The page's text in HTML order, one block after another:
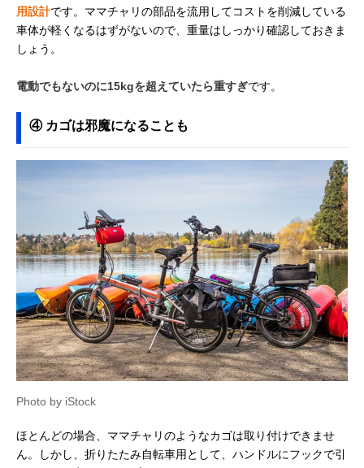
用設計です。ママチャリの部品を流用してコストを削減している
車体が軽くなるはずがないので、重量はしっかり確認しておきま
しょう。
電動でもないのに15kgを超えていたら重すぎです。
④ カゴは邪魔になることも
Photo by iStock
ほとんどの場合、ママチャリのようなカゴは取り付けできませ
ん。しかし、折りたたみ自転車用として、ハンドルにフックで引